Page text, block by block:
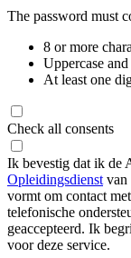
The password must
8 or more
Uppercase
At least one
Check all consents
Ik bevestig dat ik de
Opleidingsdienst van
vormt om contact
telefonische
geaccepteerd. Ik
voor deze service.